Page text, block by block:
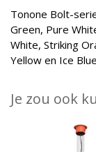
Tonone Bolt-
Green, Pure
White, Striking
Yellow en Ice
Je zou ook